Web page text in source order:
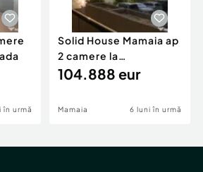
în urmă
Solid House Mamaia ap
2 camere la
cheie,langa Mega
104.888 eur
Mamaia 6 luni în urmă